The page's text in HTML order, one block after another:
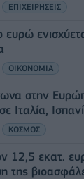
ΕΠΙΧΕΙΡΗΣΕΙΣ
ευρώ
ΟΙΚΟΝΟΜΙΑ
στην
Ιταλία,
ΚΟΣΜΟΣ
12,5 εκατ.
της